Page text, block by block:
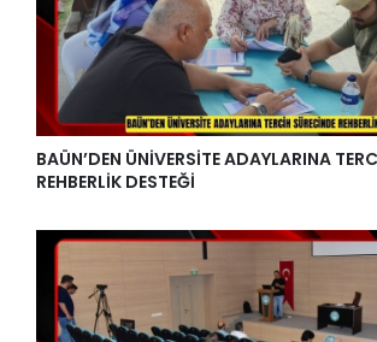
BAÜN’DEN ÜNİVERSİTE ADAYLARINA
REHBERLİK DESTEĞİ